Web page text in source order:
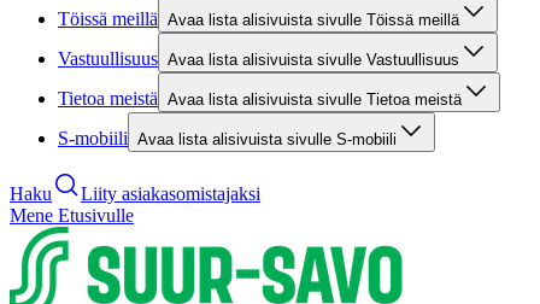
Töissä meillä Avaa lista alisivuista sivulle Töissä meillä
Vastuullisuus Avaa lista alisivuista sivulle Vastuullisuus
Tietoa meistä Avaa lista alisivuista sivulle Tietoa meistä
S-mobiili Avaa lista alisivuista sivulle S-mobiili
Haku
Liity asiakasomistajaksi
Mene Etusivulle